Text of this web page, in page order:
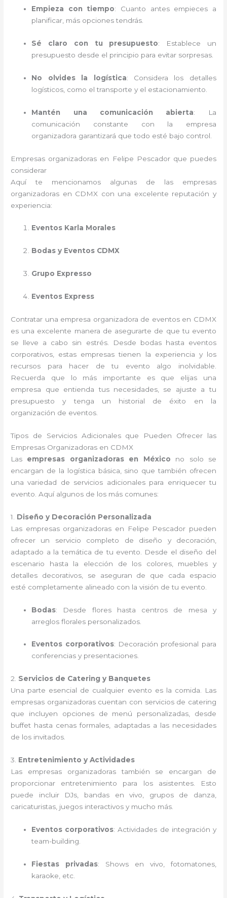
Empieza con tiempo: Cuanto antes empieces a
planificar, más opciones tendrás.
Sé claro con tu presupuesto: Establece un
presupuesto desde el principio para evitar sorpresas.
No olvides la logística: Considera los detalles
logísticos, como el transporte y el estacionamiento.
Mantén una comunicación abierta: La
comunicación constante con la empresa
organizadora garantizará que todo esté bajo control.
Empresas organizadoras en Felipe Pescador que puedes
considerar
Aquí te mencionamos algunas de las empresas
organizadoras en CDMX con una excelente reputación y
experiencia:
Eventos Karla Morales
Bodas y Eventos CDMX
Grupo Expresso
Eventos Express
Contratar una empresa organizadora de eventos en CDMX
es una excelente manera de asegurarte de que tu evento
se lleve a cabo sin estrés. Desde bodas hasta eventos
corporativos, estas empresas tienen la experiencia y los
recursos para hacer de tu evento algo inolvidable.
Recuerda que lo más importante es que elijas una
empresa que entienda tus necesidades, se ajuste a tu
presupuesto y tenga un historial de éxito en la
organización de eventos.
Tipos de Servicios Adicionales que Pueden Ofrecer las
Empresas Organizadoras en CDMX
Las empresas organizadoras en México no solo se
encargan de la logística básica, sino que también ofrecen
una variedad de servicios adicionales para enriquecer tu
evento. Aquí algunos de los más comunes:
1. Diseño y Decoración Personalizada
Las empresas organizadoras en Felipe Pescador pueden
ofrecer un servicio completo de diseño y decoración,
adaptado a la temática de tu evento. Desde el diseño del
escenario hasta la elección de los colores, muebles y
detalles decorativos, se aseguran de que cada espacio
esté completamente alineado con la visión de tu evento.
Bodas: Desde flores hasta centros de mesa y
arreglos florales personalizados.
Eventos corporativos: Decoración profesional para
conferencias y presentaciones.
2. Servicios de Catering y Banquetes
Una parte esencial de cualquier evento es la comida. Las
empresas organizadoras cuentan con servicios de catering
que incluyen opciones de menú personalizadas, desde
buffet hasta cenas formales, adaptadas a las necesidades
de los invitados.
3. Entretenimiento y Actividades
Las empresas organizadoras también se encargan de
proporcionar entretenimiento para los asistentes. Esto
puede incluir DJs, bandas en vivo, grupos de danza,
caricaturistas, juegos interactivos y mucho más.
Eventos corporativos: Actividades de integración y
team-building.
Fiestas privadas: Shows en vivo, fotomatones,
karaoke, etc.